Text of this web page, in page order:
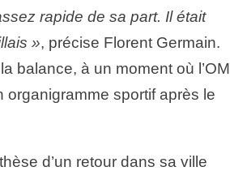
rapide de sa part. Il était
», précise Florent Germain.
balance, à un moment où l’OM
sportif après le
d’un retour dans sa ville